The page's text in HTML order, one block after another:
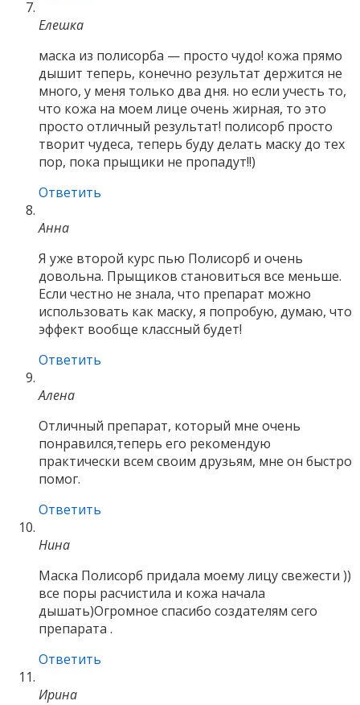
Елешка
маска из полисорба — просто чудо! кожа прямо
дышит теперь, конечно результат держится не
много, у меня только два дня. но если учесть то,
что кожа на моем лице очень жирная, то это
просто отличный результат! полисорб просто
творит чудеса, теперь буду делать маску до тех
пор, пока прыщики не пропадут!!)
Ответить
Анна
Я уже второй курс пью Полисорб и очень
довольна. Прыщиков становиться все меньше.
Если честно не знала, что препарат можно
использовать как маску, я попробую, думаю, что
эффект вообще классный будет!
Ответить
Алена
Отличный препарат, который мне очень
понравился,теперь его рекомендую
практически всем своим друзьям, мне он быстро
помог.
Ответить
Нина
Маска Полисорб придала моему лицу свежести ))
все поры расчистила и кожа начала
дышать)Огромное спасибо создателям сего
препарата .
Ответить
Ирина